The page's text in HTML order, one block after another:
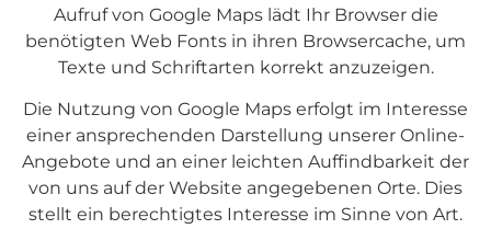
Aufruf von Google Maps lädt Ihr Browser die
benötigten Web Fonts in ihren Browsercache, um
Texte und Schriftarten korrekt anzuzeigen.
Die Nutzung von Google Maps erfolgt im Interesse
einer ansprechenden Darstellung unserer Online-
Angebote und an einer leichten Auffindbarkeit der
von uns auf der Website angegebenen Orte. Dies
stellt ein berechtigtes Interesse im Sinne von Art.